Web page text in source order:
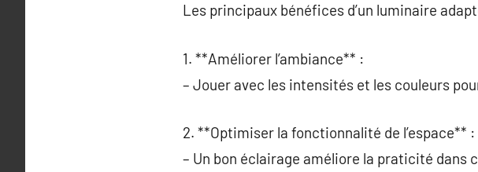
Les principaux bénéfices d’un luminaire
1. **Améliorer l’ambiance** :
– Jouer avec les intensités et les couleurs
2. **Optimiser la fonctionnalité de l’espace** :
– Un bon éclairage améliore la praticité dans